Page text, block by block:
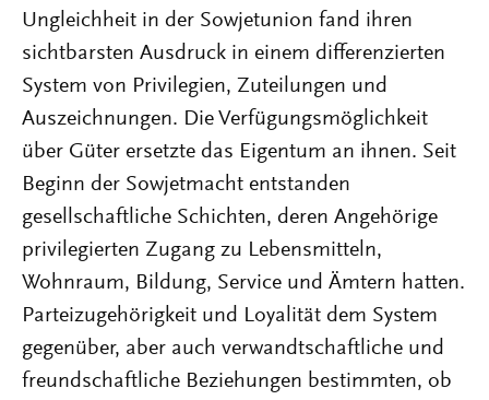
Ungleichheit in der Sowjetunion fand ihren
sichtbarsten Ausdruck in einem differenzierten
System von Privilegien, Zuteilungen und
Auszeichnungen. Die Verfügungsmöglichkeit
über Güter ersetzte das Eigentum an ihnen. Seit
Beginn der Sowjetmacht entstanden
gesellschaftliche Schichten, deren Angehörige
privilegierten Zugang zu Lebensmitteln,
Wohnraum, Bildung, Service und Ämtern hatten.
Parteizugehörigkeit und Loyalität dem System
gegenüber, aber auch verwandtschaftliche und
freundschaftliche Beziehungen bestimmten, ob